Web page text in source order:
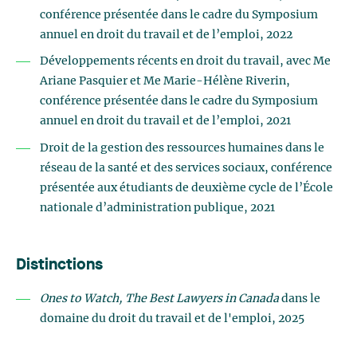
conférence présentée dans le cadre du Symposium
annuel en droit du travail et de l’emploi, 2022
Développements récents en droit du travail, avec Me
Ariane Pasquier et Me Marie-Hélène Riverin,
conférence présentée dans le cadre du Symposium
annuel en droit du travail et de l’emploi, 2021
Droit de la gestion des ressources humaines dans le
réseau de la santé et des services sociaux, conférence
présentée aux étudiants de deuxième cycle de l’École
nationale d’administration publique, 2021
Distinctions
Ones to Watch, The Best Lawyers in Canadadans le
domaine du droit du travail et de l'emploi, 2025